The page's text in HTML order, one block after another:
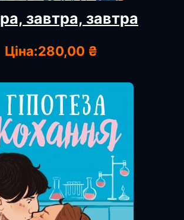
завтра, завтра
Ціна:280,00 ₴